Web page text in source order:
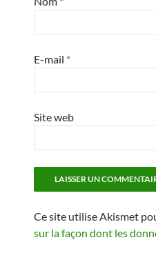
E-mail *
Site web
Ce site utilise Akismet
sur la façon dont les